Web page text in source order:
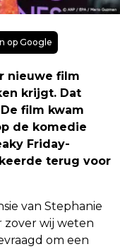
op Google
nieuwe film
krijgt. Dat
film kwam
de komedie
Friday-
terug voor
van Stephanie
zover wij weten
om een